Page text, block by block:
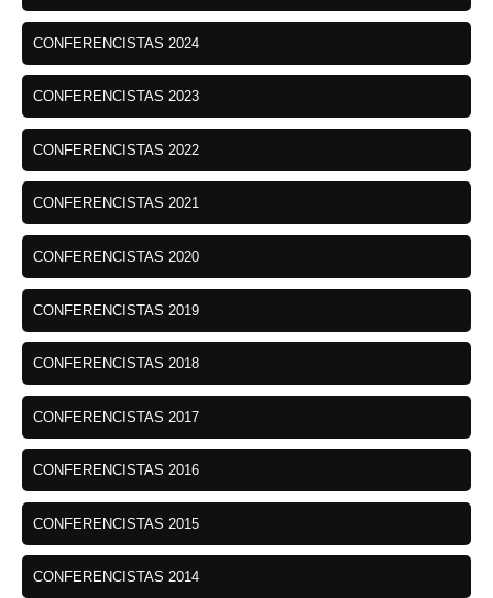
CONFERENCISTAS 2024
CONFERENCISTAS 2023
CONFERENCISTAS 2022
CONFERENCISTAS 2021
CONFERENCISTAS 2020
CONFERENCISTAS 2019
CONFERENCISTAS 2018
CONFERENCISTAS 2017
CONFERENCISTAS 2016
CONFERENCISTAS 2015
CONFERENCISTAS 2014